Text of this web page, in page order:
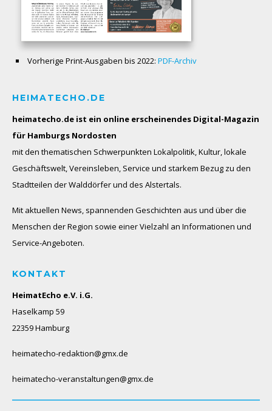
Vorherige Print-Ausgaben bis 2022: PDF-Archiv
HEIMATECHO.DE
heimatecho.de ist ein online erscheinendes Digital-Magazin
für Hamburgs Nordosten
mit den thematischen Schwerpunkten Lokalpolitik, Kultur, lokale
Geschäftswelt, Vereinsleben, Service und starkem Bezug zu den
Stadtteilen der Walddörfer und des Alstertals.
Mit aktuellen News, spannenden Geschichten aus und über die
Menschen der Region sowie einer Vielzahl an Informationen und
Service-Angeboten.
KONTAKT
HeimatEcho e.V. i.G.
Haselkamp 59
22359 Hamburg
heimatecho-redaktion@gmx.de
heimatecho-veranstaltungen@gmx.de